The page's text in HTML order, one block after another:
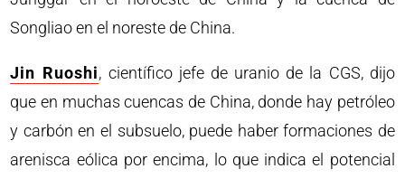
Songliao en el noreste de China.
Jin Ruoshi, científico jefe de uranio de la CGS, dijo
que en muchas cuencas de China, donde hay petróleo
y carbón en el subsuelo, puede haber formaciones de
arenisca eólica por encima, lo que indica el potencial